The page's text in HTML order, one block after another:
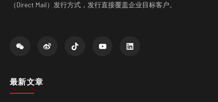
（Direct Mail）发行方式，发行直接覆盖企业目标客户。
最新文章